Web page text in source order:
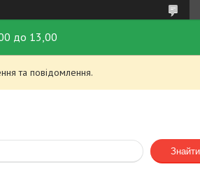
до 13,00
та повідомлення.
Знайти